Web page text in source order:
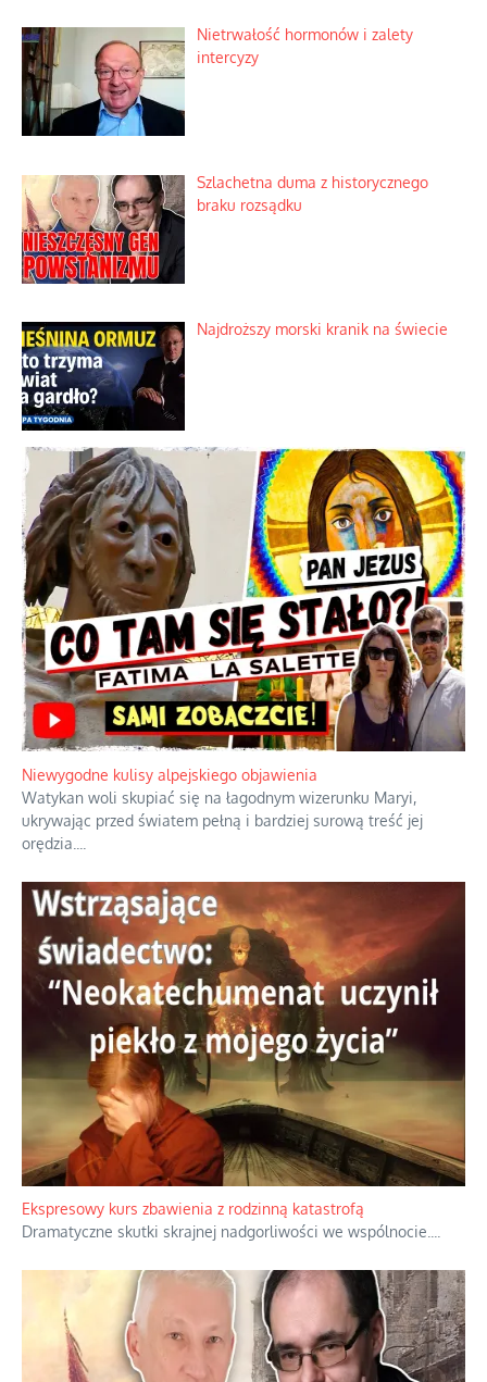
Szlachetna duma z historycznego
braku rozsądku
Najdroższy morski kranik na świecie
Niewygodne kulisy alpejskiego objawienia
Watykan woli skupiać się na łagodnym wizerunku Maryi,
ukrywając przed światem pełną i bardziej surową treść jej
orędzia....